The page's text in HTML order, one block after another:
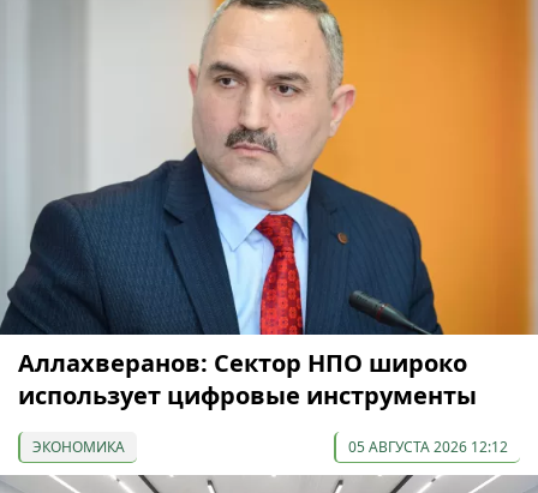
Аллахверанов: Сектор НПО широко
использует цифровые инструменты
ЭКОНОМИКА 05 АВГУСТА 2026 12:12